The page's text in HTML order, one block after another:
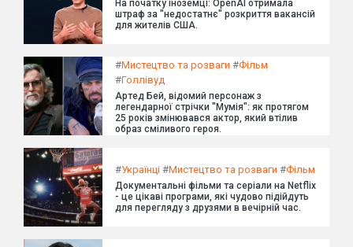
На початку іноземці: OpenAI отримала
штраф за "недостатнє" розкриття вакансій
для жителів США.
#Мистецтво та розваги #Фільм
#Голлівуд
Артед Бей, відомий персонаж з
легендарної стрічки "Мумія": як протягом
25 років змінювався актор, який втілив
образ сміливого героя.
#Українці #Мистецтво та розваги #Фільм
Документальні фільми та серіали на Netflix
- це цікаві програми, які чудово підійдуть
для перегляду з друзями в вечірній час.